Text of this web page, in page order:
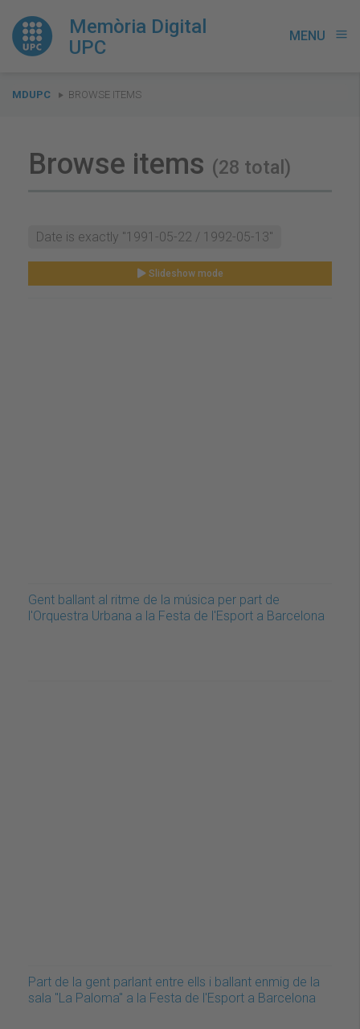
Memòria Digital
UPC
MENU menu
You
MDUPC BROWSE ITEMS
Browse items (28 total)
Date is exactly "1991-05-22 / 1992-05-13"
Slideshow mode
Gent ballant al ritme de la música per part de
l'Orquestra Urbana a la Festa de l'Esport a Barcelona
Part de la gent parlant entre ells i ballant enmig de la
sala "La Paloma" a la Festa de l'Esport a Barcelona